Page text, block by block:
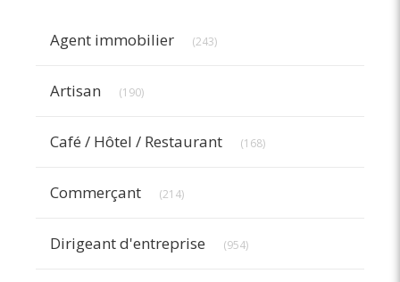
Agent immobilier (243)
Artisan (190)
Café / Hôtel / Restaurant (168)
Commerçant (214)
Dirigeant d'entreprise (954)